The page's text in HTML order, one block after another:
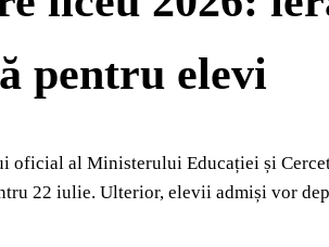
pentru elevi
oficial al Ministerului Educației și
22 iulie. Ulterior, elevii admiși vor